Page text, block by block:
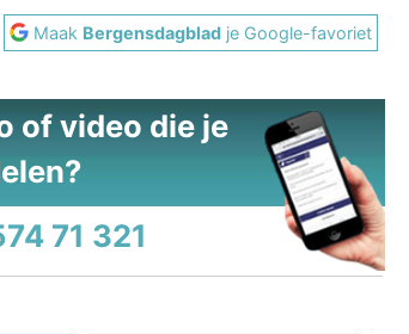
Maak Bergensdagblad je Google-favoriet
of video die je
71 321